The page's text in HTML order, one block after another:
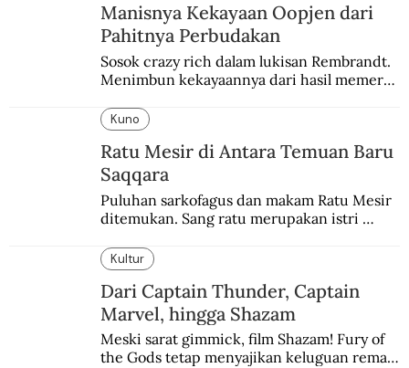
Manisnya Kekayaan Oopjen dari
Pahitnya Perbudakan
Sosok crazy rich dalam lukisan Rembrandt.
Menimbun kekayaannya dari hasil memeras
Kuno
Ratu Mesir di Antara Temuan Baru
Saqqara
Puluhan sarkofagus dan makam Ratu Mesir
ditemukan. Sang ratu merupakan istri
sebelumnya keberadaannya tak pernah
diketahui.
Kultur
Dari Captain Thunder, Captain
Marvel, hingga Shazam
Meski sarat gimmick, film Shazam! Fury of
the Gods tetap menyajikan keluguan remaja